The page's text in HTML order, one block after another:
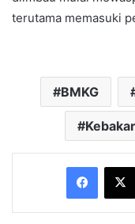
terutama memasuki
BMKG